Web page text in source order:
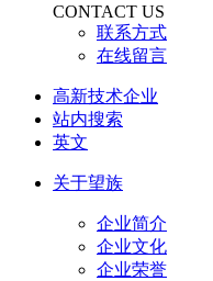
CONTACT US
联系方式
在线留言
高新技术企业
站内搜索
英文
关于望族
企业简介
企业文化
企业荣誉